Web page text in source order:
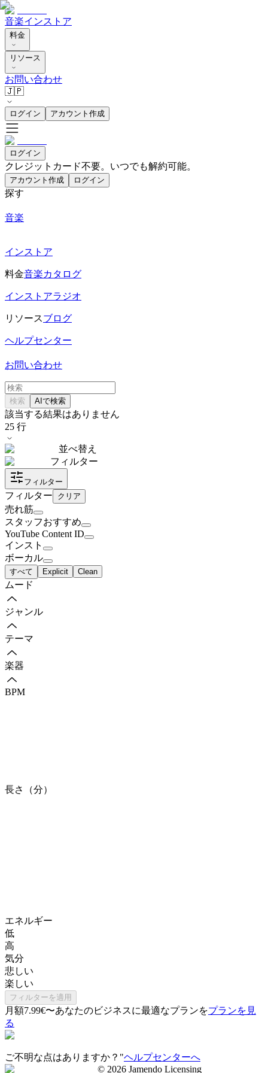
音楽インストア
料金
リソース
お問い合わせ
🇯🇵
ログイン アカウント作成
ログイン
クレジットカード不要。いつでも解約可能。
アカウント作成 ログイン
探す
音楽
インストア
料金音楽カタログ
インストアラジオ
リソースブログ
ヘルプセンター
お問い合わせ
検索 AIで検索
該当する結果はありません
25 行
並べ替え
フィルター
フィルター
フィルター クリア
売れ筋
スタッフおすすめ
YouTube Content ID
インスト
ボーカル
すべて Explicit Clean
ムード
ジャンル
テーマ
楽器
BPM
長さ（分）
エネルギー
低
高
気分
悲しい
楽しい
フィルターを適用
月額7.99€〜あなたのビジネスに最適なプランをプランを見
る
ご不明な点はありますか？"ヘルプセンターへ
© 2026 Jamendo Licensing